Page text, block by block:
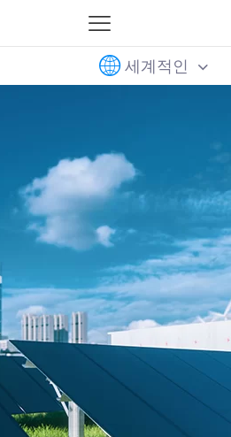
세계적인